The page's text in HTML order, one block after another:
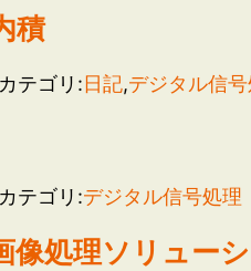
積
カテゴリ:日記,デジタル信
カテゴリ:デジタル信号処理
処理ソリュー